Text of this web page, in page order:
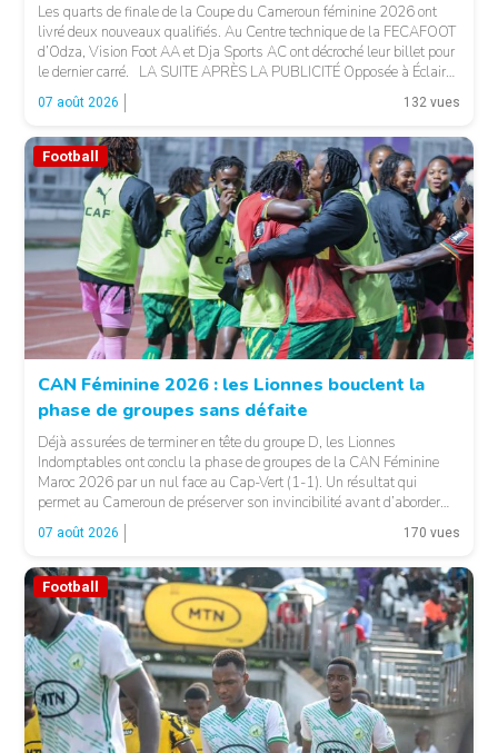
Les quarts de finale de la Coupe du Cameroun féminine 2026 ont
livré deux nouveaux qualifiés. Au Centre technique de la FECAFOOT
d’Odza, Vision Foot AA et Dja Sports AC ont décroché leur billet pour
le dernier carré. LA SUITE APRÈS LA PUBLICITÉ Opposée à Éclair
FF, Vision Foot a dû patienter jusqu’à la […]
07 août 2026 132 vues
Football
CAN Féminine 2026 : les Lionnes bouclent la
phase de groupes sans défaite
Déjà assurées de terminer en tête du groupe D, les Lionnes
Indomptables ont conclu la phase de groupes de la CAN Féminine
Maroc 2026 par un nul face au Cap-Vert (1-1). Un résultat qui
permet au Cameroun de préserver son invincibilité avant d’aborder
les choses sérieuses. Les Camerounaises ont rapidement pris le
contrôle des opérations […]
07 août 2026 170 vues
Football